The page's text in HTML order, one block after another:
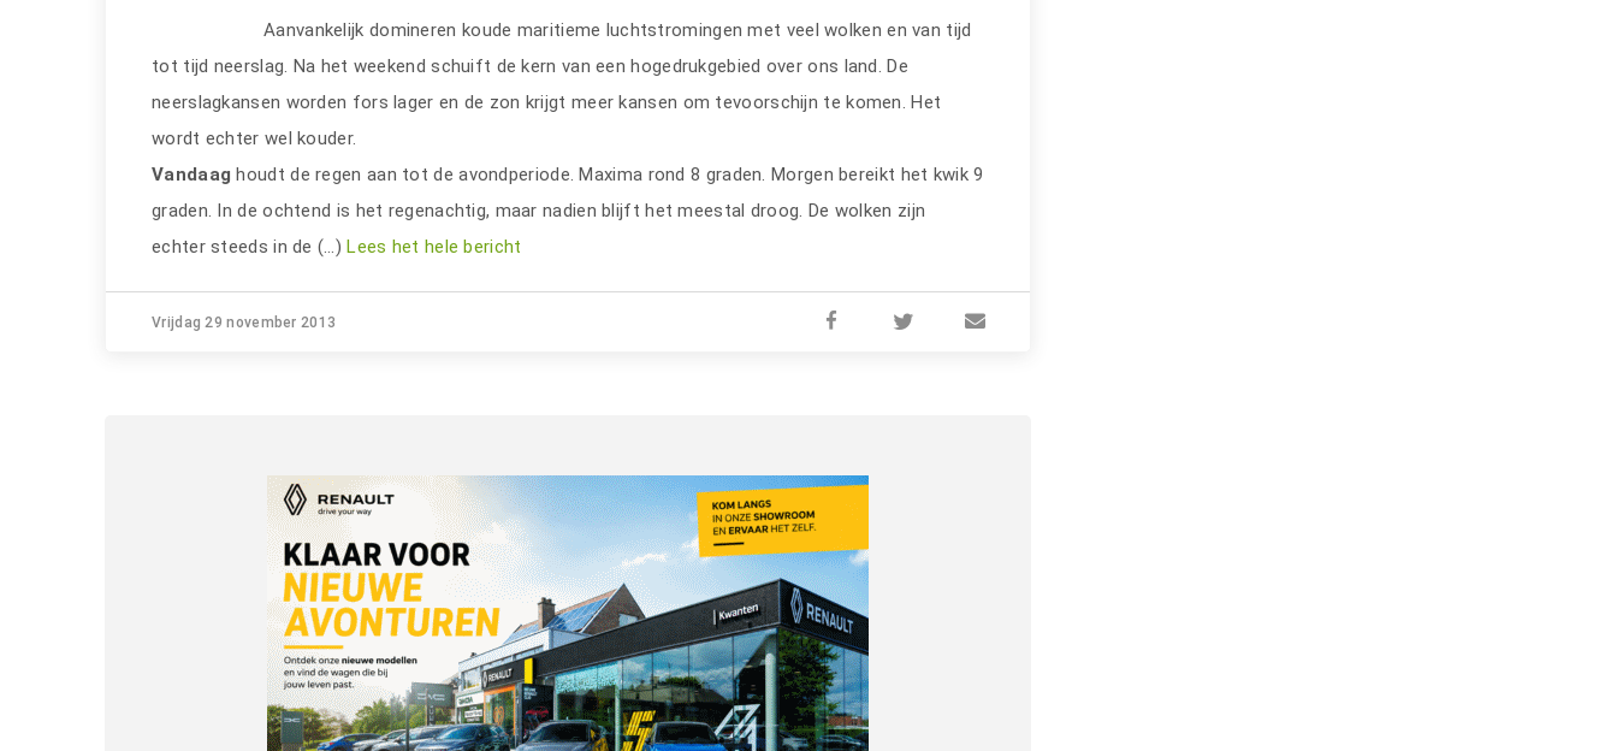
Aanvankelijk domineren koude maritieme luchtstromingen met veel wolken en van tijd
tot tijd neerslag. Na het weekend schuift de kern van een hogedrukgebied over ons land. De
neerslagkansen worden fors lager en de zon krijgt meer kansen om tevoorschijn te komen. Het
wordt echter wel kouder.
Vandaaghoudt de regen aan tot de avondperiode. Maxima rond 8 graden. Morgen bereikt het kwik 9
graden. In de ochtend is het regenachtig, maar nadien blijft het meestal droog. De wolken zijn
echter steeds in de (…)Lees het hele bericht
Vrijdag 29 november 2013